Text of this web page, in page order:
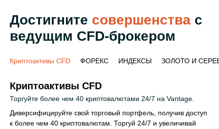
Достигните совершенства с
ведущим CFD-брокером
Криптоактивы CFD ФОРЕКС ИНДЕКСЫ ЗОЛОТО И
Криптоактивы CFD
Торгуйте более чем 40 криптовалютами 24/7 на Vantage.
Диверсифицируйте свой торговый портфель, получив доступ
к более чем 40 криптовалютам. Торгуй 24/7 и увеличивай